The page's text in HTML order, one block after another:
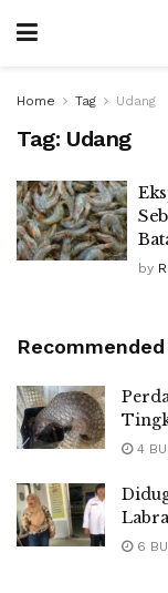
Home Tag Udang
Tag: Udang
by
Recommended
4
6